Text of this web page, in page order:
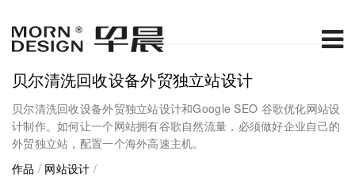
贝尔清洗回收设备外贸独立站设计
贝尔清洗回收设备外贸独立站设计和Google SEO 谷歌优化网站设
计制作。如何让一个网站拥有谷歌自然流量，必须做好企业自己的
外贸独立站，配置一个海外高速主机。
作品 / 网站设计 /